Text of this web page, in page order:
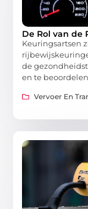
De Rol van de
Keuringsartsen
de
en te
Vervoer En